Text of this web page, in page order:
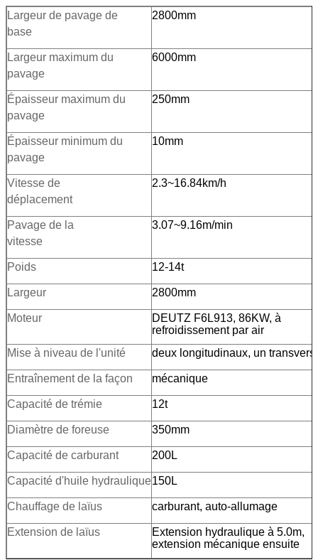
Largeur de pavage de
base
2800mm
Largeur maximum du
pavage
6000mm
Épaisseur maximum du
pavage
250mm
Épaisseur minimum du
pavage
10mm
Vitesse de
déplacement
2.3~16.84km/h
Pavage de la
vitesse
3.07~9.16m/min
Poids 12-14t
Largeur 2800mm
Moteur
DEUTZ F6L913, 86KW, à
refroidissement par air
Mise à niveau de l'unité
deux longitudinaux, un
Entraînement de la façon mécanique
Capacité de trémie 12t
Diamètre de foreuse 350mm
Capacité de carburant 200L
Capacité d'huile hydraulique150L
Chauffage de laïus carburant, auto-allumage
Extension de laïus
Extension hydraulique à 5.0m,
extension mécanique ensuite